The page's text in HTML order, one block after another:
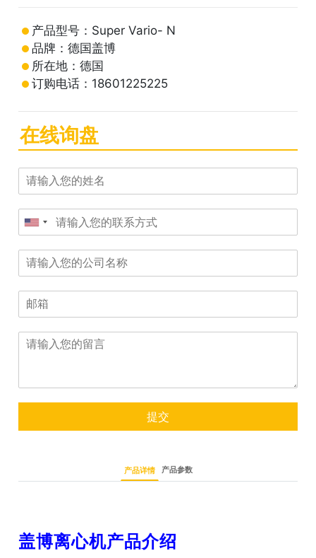
产品型号：Super Vario- N
品牌：德国盖博
所在地：德国
订购电话：18601225225
在线询盘
提交
产品详情 产品参数
盖博离心机产品介绍